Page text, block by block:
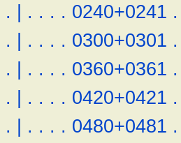
. | . . . . 0240+0241 .
. | . . . . 0300+0301 .
. | . . . . 0360+0361 .
. | . . . . 0420+0421 .
. | . . . . 0480+0481 .